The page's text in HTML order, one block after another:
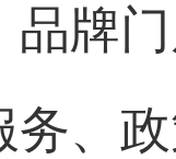
品牌
务、